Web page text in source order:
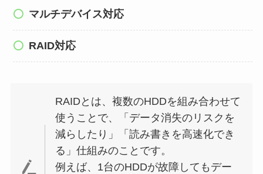
マルチデバイス対応
RAID対応
RAIDとは、複数のHDDを組み合わせて
使うことで、「データ消失のリスクを
減らしたり」「読み書きを高速化でき
る」仕組みのことです。
例えば、1台のHDDが故障してもデー